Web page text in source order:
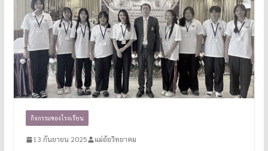
กิจกรรมของโรงเรียน
13 กันยายน 2025 แม่อ้อวิทยาคม